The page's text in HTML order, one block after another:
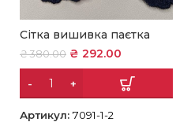
Сітка вишивка паєтка
₴380.00 ₴ 292.00
Артикул:7091-1-2